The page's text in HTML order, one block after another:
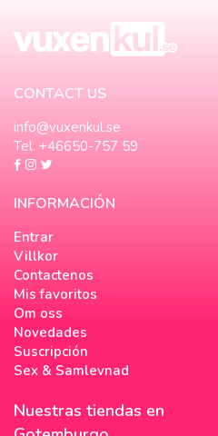
CONTACT US
info@vuxenkul.se
Tel. +46650-757 59
INFORMACIÓN
Entrar
Villkor
Contactenos
Mis favoritos
Om oss
Novedades
Suscripción
Sex & Samlevnad
Nuestras tiendas en